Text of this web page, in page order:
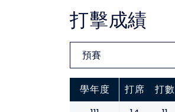
打擊成績
學年度 打席 打數